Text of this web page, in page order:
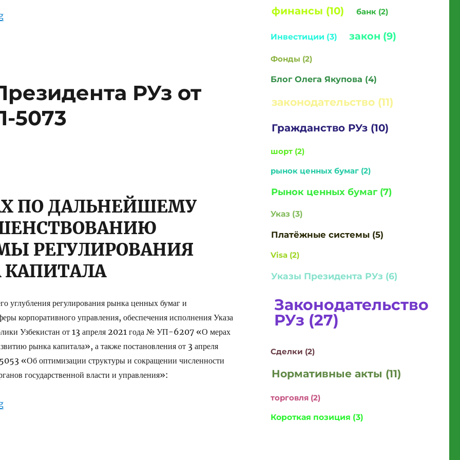
“Рынок Ценных Бумаг РУз, его Компоненты, Контроль и Регулирование”
РУз от
5073
ПО ДАЛЬНЕЙШЕМУ
РЕГУЛИРОВАНИЯ
углубления регулирования рынка ценных бумаг и
корпоративного управления, обеспечения исполнения Указа
Узбекистан от 13 апреля 2021 года № УП-6207 «О мерах
рынка капитала», а также постановления от 3 апреля
«Об оптимизации структуры и сокращении численности
государственной власти и управления»:
“Постановление Президента РУз от 13.04.2021 г. № ПП-5073”
финансы (10) банк (2)
Инвестиции (3) закон (9)
Фонды (2)
Блог Олега Якупова (4)
законодательство (11)
Гражданство РУз (10)
шорт (2)
рынок ценных бумаг (2)
Рынок ценных бумаг (7)
Указ (3)
Платёжные системы (5)
Visa (2)
Указы Президента РУз (6)
Законодательство
РУз (27)
Сделки (2)
Нормативные акты (11)
торговля (2)
Короткая позиция (3)